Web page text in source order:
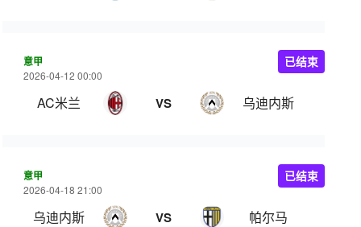
意甲
2026-04-12 00:00
AC米兰 VS 乌迪内斯
已结束
意甲
2026-04-18 21:00
乌迪内斯 VS 帕尔马
已结束